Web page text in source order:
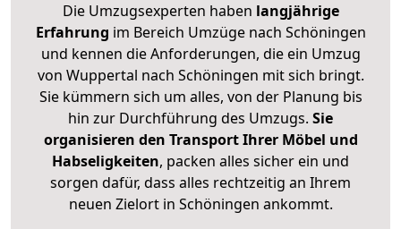
Die Umzugsexperten haben langjährige
Erfahrung im Bereich Umzüge nach Schöningen
und kennen die Anforderungen, die ein Umzug
von Wuppertal nach Schöningen mit sich bringt.
Sie kümmern sich um alles, von der Planung bis
hin zur Durchführung des Umzugs. Sie
organisieren den Transport Ihrer Möbel und
Habseligkeiten, packen alles sicher ein und
sorgen dafür, dass alles rechtzeitig an Ihrem
neuen Zielort in Schöningen ankommt.